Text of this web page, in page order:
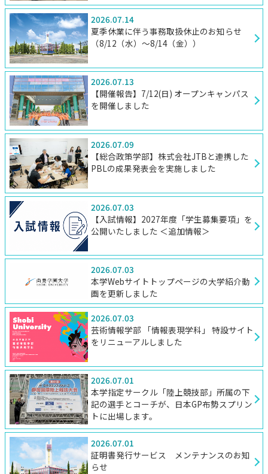
2026.07.14
夏季休業に伴う事務取扱休止のお知らせ
（8/12（水）～8/14（金））
2026.07.13
【開催報告】7/12(日) オープンキャンパス
を開催しました
2026.07.09
【総合政策学部】株式会社JTBと連携した
PBLの成果発表会を実施しました
2026.07.03
【入試情報】2027年度「学生募集要項」を
公開いたしました ＜追加情報＞
2026.07.03
本学Webサイトトップページの大学紹介動
画を更新しました
2026.07.03
芸術情報学部 「情報表現学科」 特設サイト
をリニューアルしました
2026.07.01
本学指定サークル「陸上競技部」所属の下
記の選手とコーチが、日本GP布勢スプリン
トに出場します。
2026.07.01
証明書発行サービス メンテナンスのお知
らせ